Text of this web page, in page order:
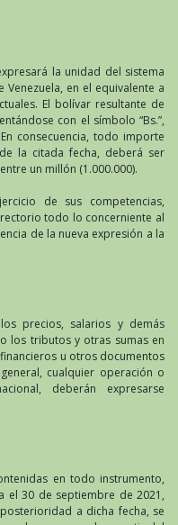
la unidad del sistema
en el equivalente a
El bolívar resultante de
con el símbolo “Bs.”,
consecuencia, todo importe
la citada fecha, deberá ser
un millón (1.000.000).
de sus competencias,
todo lo concerniente al
de la nueva expresión a la
precios, salarios y demás
los tributos y otras sumas en
u otros documentos
cualquier operación o
deberán expresarse
en todo instrumento,
el 30 de septiembre de 2021,
a dicha fecha, se